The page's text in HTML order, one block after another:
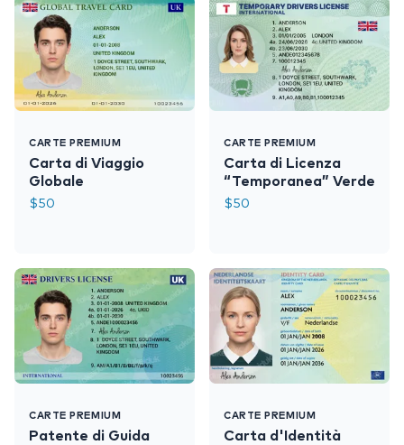
CARTE PREMIUM
Carta di Viaggio
Globale
$50
CARTE PREMIUM
Carta di Licenza
“Temporanea” Verde
$50
CARTE PREMIUM
Patente di Guida
CARTE PREMIUM
Carta d'Identità